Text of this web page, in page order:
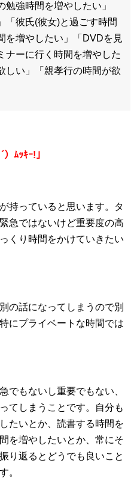
勉強時間を増やしたい」
「彼氏(彼女)と過ごす時間
を増やしたい」「DVDを見
ナーに行く時間を増やした
しい」「親孝行の時間が欲
ﾑｯｷｰ!」
持っていると思います。タ
急ではないけど重要度の高
くり時間をかけていきたい
の話になってしまうので別
にプライベートな時間では
でもないし重要でもない、
てしまうことです。自分も
たいとか、読書する時間を
を増やしたいとか、常にそ
り返るとどうでも良いこと
。